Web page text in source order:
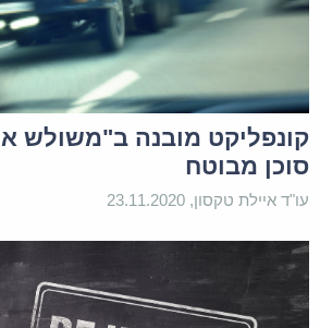
קונפליקט מובנה ב"משולש
סוכן מבוטח
עו"ד איילת טקסון, 23.11.2020